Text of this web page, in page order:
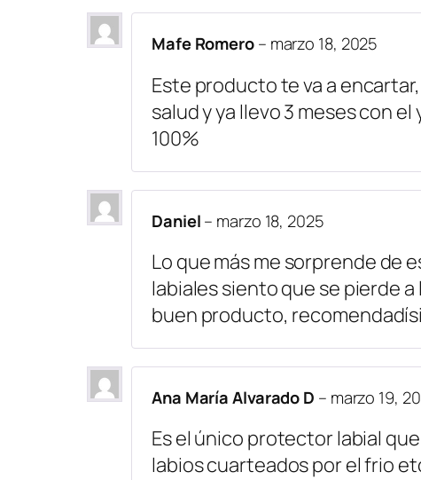
Mafe Romero – marzo 18, 2025
Este producto te va a
salud y ya llevo 3 meses con
100%
Daniel – marzo 18, 2025
Lo que más me sorprende
labiales siento que se pierde
buen producto,
Ana María Alvarado D – marzo 19,
Es el único protector labial
labios cuarteados por el frio